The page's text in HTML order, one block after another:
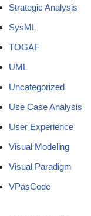
Strategic Analysis
SysML
TOGAF
UML
Uncategorized
Use Case Analysis
User Experience
Visual Modeling
Visual Paradigm
VPasCode